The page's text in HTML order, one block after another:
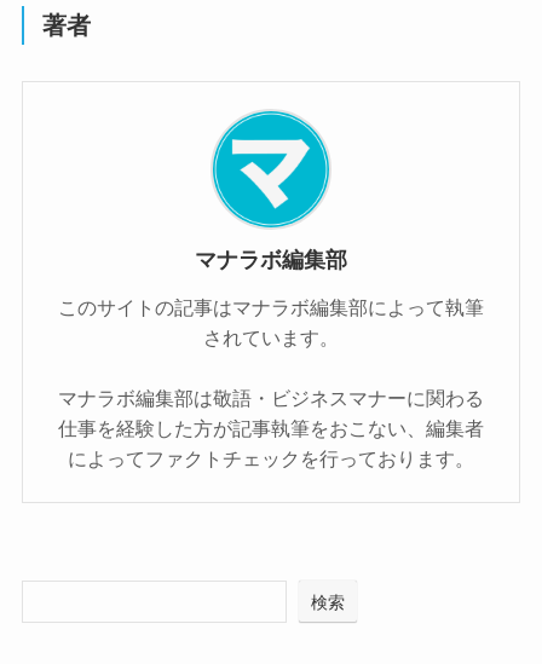
著者
マナラボ編集部
このサイトの記事はマナラボ編集部によって執筆
されています。
マナラボ編集部は敬語・ビジネスマナーに関わる
仕事を経験した方が記事執筆をおこない、編集者
によってファクトチェックを行っております。
検索